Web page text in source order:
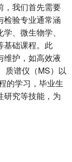
，我们首先需要
检验专业通常涵
、微生物学、
基础课程。此
维护，如高效液
质谱仪（MS）以
的学习，毕业生
研究等技能，为